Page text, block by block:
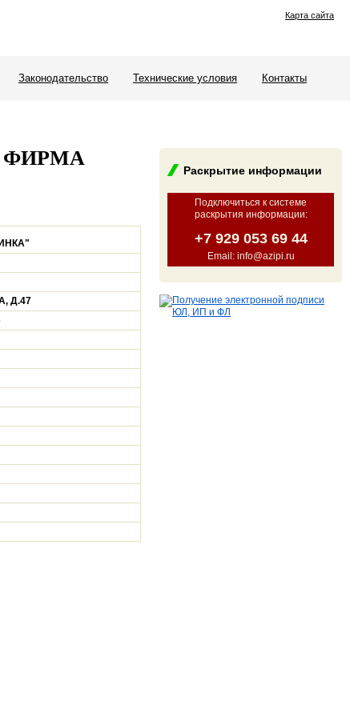
Карта сайта
Законодательство Технические условия
Контакты
Раскрытие информации
Подключиться к системе
раскрытия информации:
+7 929 053 69 44
Email: info@azipi.ru
ФИРМА
Д.47